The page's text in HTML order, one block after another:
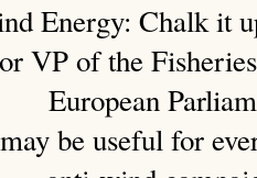
Energy: Chalk it
VP of the
European
be useful for